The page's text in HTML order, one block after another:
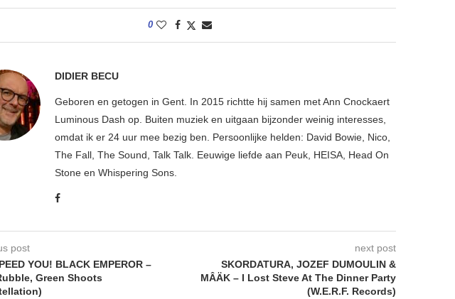
0
DIDIER BECU
Geboren en getogen in Gent. In 2015 richtte hij samen met Ann Cnockaert
Luminous Dash op. Buiten muziek en uitgaan bijzonder weinig interesses,
omdat ik er 24 uur mee bezig ben. Persoonlijke helden: David Bowie, Nico,
The Fall, The Sound, Talk Talk. Eeuwige liefde aan Peuk, HEISA, Head On
Stone en Whispering Sons.
post
YOU! BLACK EMPEROR –
Green Shoots
next post
SKORDATURA, JOZEF DUMOULIN &
MÂÄK – I Lost Steve At The Dinner Party
(W.E.R.F. Records)